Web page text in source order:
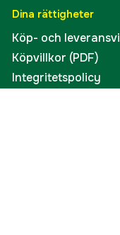
Dina rättigheter
Köp- och
Köpvillkor (PDF)
Integritetspolicy